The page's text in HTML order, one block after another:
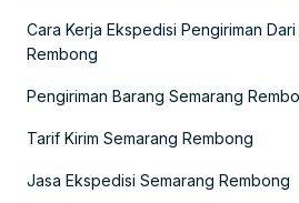
Cara Kerja Ekspedisi Pengiriman
Rembong
Pengiriman Barang Semarang
Tarif Kirim Semarang Rembong
Jasa Ekspedisi Semarang Rembong